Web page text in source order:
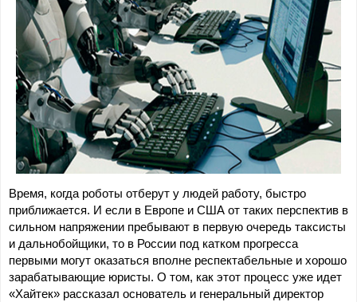
Время, когда роботы отберут у людей работу, быстро
приближается. И если в Европе и США от таких перспектив в
сильном напряжении пребывают в первую очередь таксисты
и дальнобойщики, то в России под катком прогресса
первыми могут оказаться вполне респектабельные и хорошо
зарабатывающие юристы. О том, как этот процесс уже идет
«Хайтек» рассказал основатель и генеральный директор